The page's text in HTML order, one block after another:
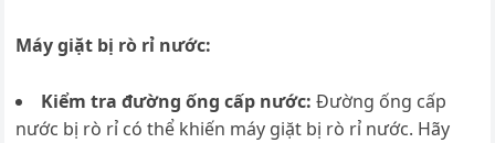
Máy giặt bị rò rỉ nước:
Kiểm tra đường ống cấp nước: Đường ống cấp
nước bị rò rỉ có thể khiến máy giặt bị rò rỉ nước. Hãy